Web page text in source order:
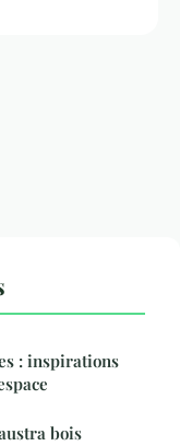
: inspirations
bois